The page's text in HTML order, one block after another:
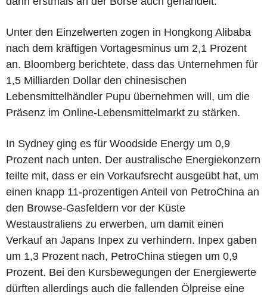
Unter den Einzelwerten zogen in Hongkong Alibaba
nach dem kräftigen Vortagesminus um 2,1 Prozent
an. Bloomberg berichtete, dass das Unternehmen für
1,5 Milliarden Dollar den chinesischen
Lebensmittelhändler Pupu übernehmen will, um die
Präsenz im Online-Lebensmittelmarkt zu stärken.
In Sydney ging es für Woodside Energy um 0,9
Prozent nach unten. Der australische Energiekonzern
teilte mit, dass er ein Vorkaufsrecht ausgeübt hat, um
einen knapp 11-prozentigen Anteil von PetroChina an
den Browse-Gasfeldern vor der Küste
Westaustraliens zu erwerben, um damit einen
Verkauf an Japans Inpex zu verhindern. Inpex gaben
um 1,3 Prozent nach, PetroChina stiegen um 0,9
Prozent. Bei den Kursbewegungen der Energiewerte
dürften allerdings auch die fallenden Ölpreise eine